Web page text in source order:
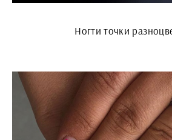
Ногти точки